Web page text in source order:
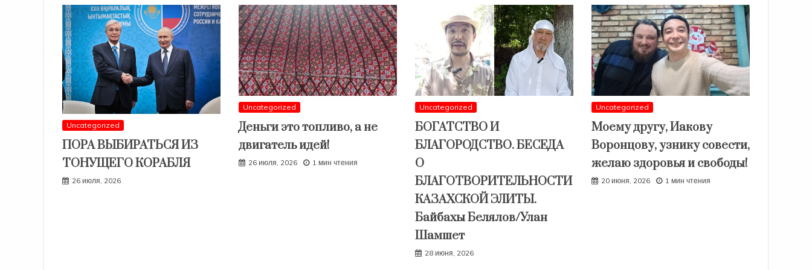
Uncategorized
ПОРА ВЫБИРАТЬСЯ ИЗ
ТОНУЩЕГО КОРАБЛЯ
26 июля, 2026
Uncategorized
Деньги это топливо, а не
двигатель идей!
26 июля, 2026 1 мин чтения
Uncategorized
БОГАТСТВО И
БЛАГОРОДСТВО. БЕСЕДА
О
БЛАГОТВОРИТЕЛЬНОСТИ
КАЗАХСКОЙ ЭЛИТЫ.
Байбахы Белялов/Улан
Шамшет
28 июня, 2026
Uncategorized
Моему другу, Иакову
Воронцову, узнику совести,
желаю здоровья и свободы!
20 июня, 2026 1 мин чтения